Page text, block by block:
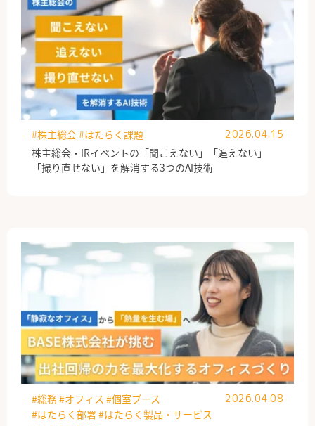
株主総会・IRイベントの「聞こえない」「追えない」
「撮り直せない」を解消する3つのAI技術
#株主総会#はたらく課題 2026.04.15
#総務#オフィス #個室ブース
#はたらく部署#はたらく製品・サービス
2026.04.08